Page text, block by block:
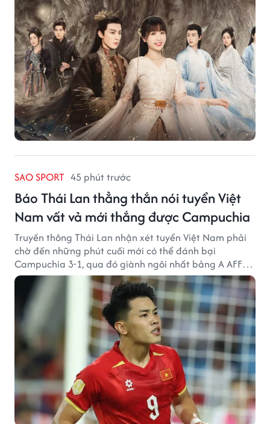
SAO SPORT 45 phút trước
Báo Thái Lan thẳng thắn nói tuyển Việt
Nam vất vả mới thắng được Campuchia
Truyền thông Thái Lan nhận xét tuyển Việt Nam phải
chờ đến những phút cuối mới có thể đánh bại
Campuchia 3-1, qua đó giành ngôi nhất bảng A AFF
Cup 2026.